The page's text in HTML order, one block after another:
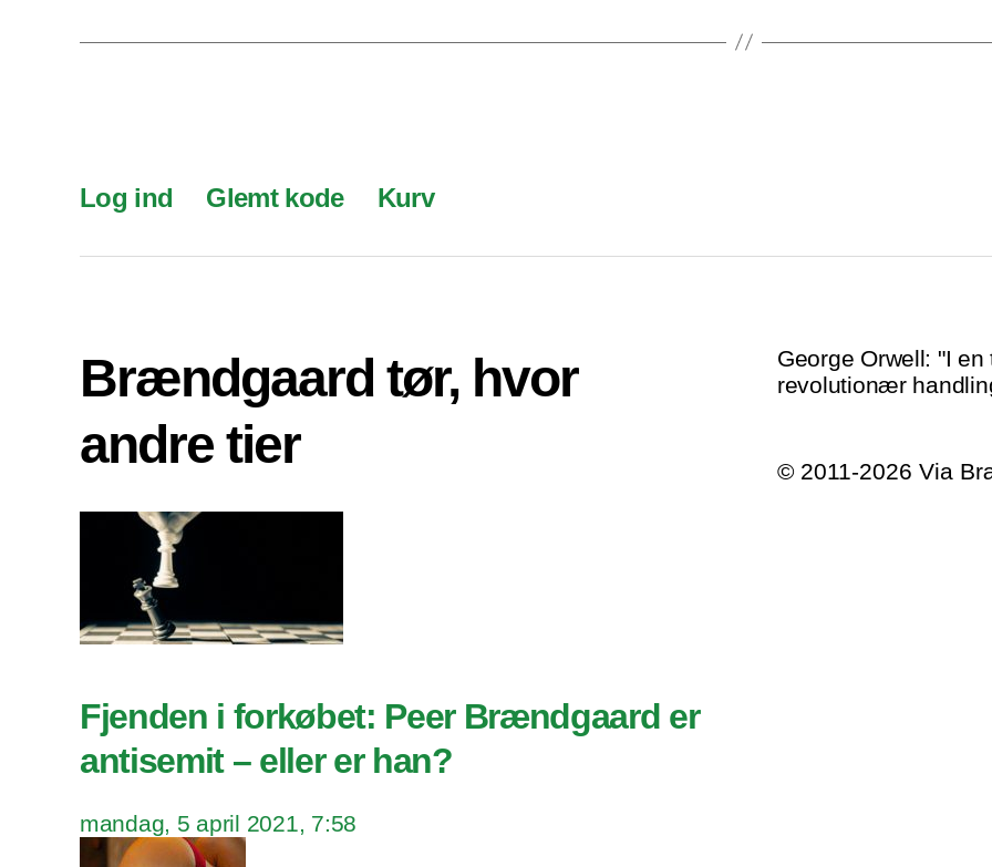
Log ind Glemt kode Kurv
Brændgaard tør, hvor
andre tier
Fjenden i forkøbet: Peer Brændgaard er
antisemit – eller er han?
mandag, 5 april 2021, 7:58
George Orwell: "I
revolutionær
© 2011-2026 Via